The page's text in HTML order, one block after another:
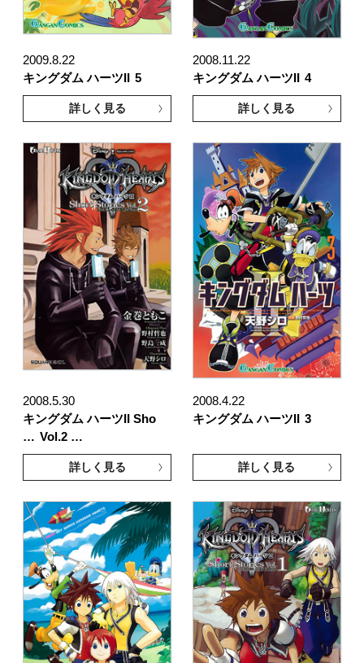
2009.8.22
キングダム ハーツII
5
詳しく見る
2008.11.22
キングダム ハーツII
4
詳しく見る
2008.5.30
キングダム ハーツII Sho
… Vol.2 …
詳しく見る
2008.4.22
キングダム ハーツII
3
詳しく見る